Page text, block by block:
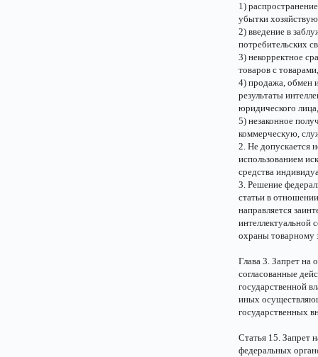
1)
убытки
2) введение в
потребительских
3) некорректное
товаров с
4) продажа, обмен
результаты
юридического
5) незаконное
коммерческую,
2. Не допускается
использованием
средства
3. Решение
статьи в
направляется
интеллектуальной
охраны товарному
Глава 3. Запрет на
согласованные
государственной
иных
государственных
Статья 15. Запрет
федеральных